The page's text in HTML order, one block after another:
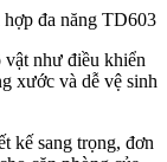
như điều khiển
xước và dễ vệ sinh
kế sang trọng, đơn